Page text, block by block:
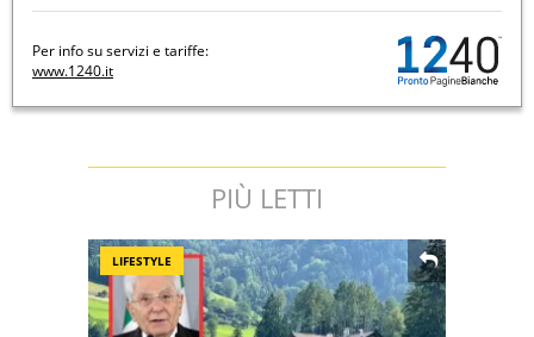
Per info su servizi e tariffe:
www.1240.it
PIÙ LETTI
LIFESTYLE